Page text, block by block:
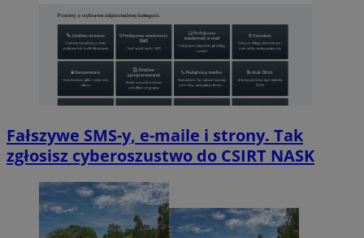
Fałszywe SMS-y, e-maile i strony. Tak
zgłosisz cyberoszustwo do CSIRT NASK